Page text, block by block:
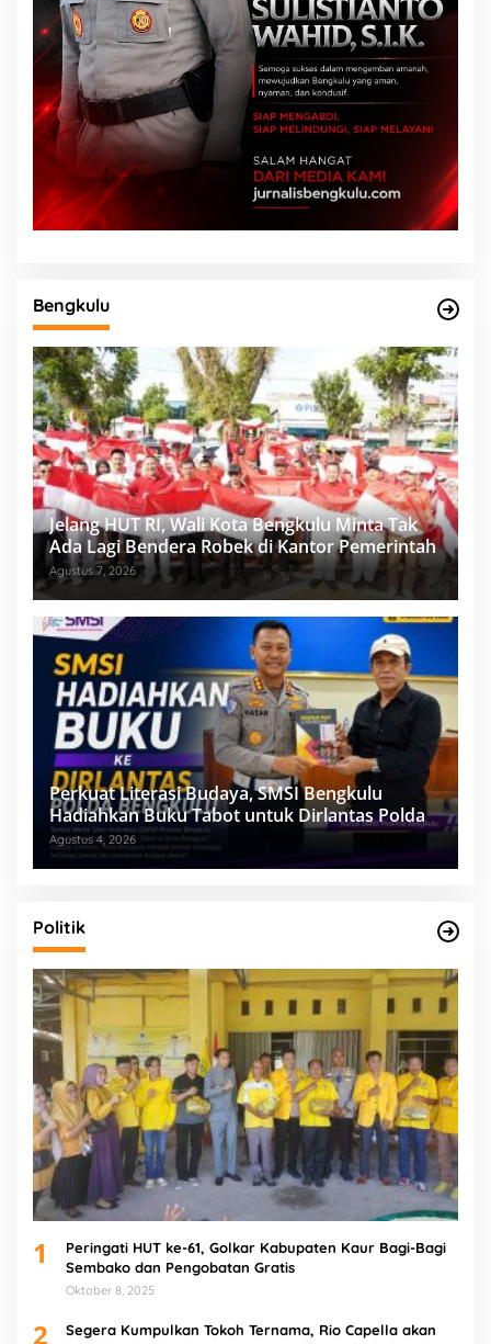
Bengkulu
Jelang HUT RI, Wali Kota Bengkulu Minta Tak
Ada Lagi Bendera Robek di Kantor Pemerintah
Agustus 7, 2026
Perkuat Literasi Budaya, SMSI Bengkulu
Hadiahkan Buku Tabot untuk Dirlantas Polda
Agustus 4, 2026
Politik
1
Peringati HUT ke-61, Golkar Kabupaten Kaur Bagi-Bagi
Sembako dan Pengobatan Gratis
Oktober 8, 2025
2
Segera Kumpulkan Tokoh Ternama, Rio Capella akan